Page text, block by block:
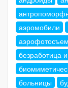
аэромобили
безработица
больницы